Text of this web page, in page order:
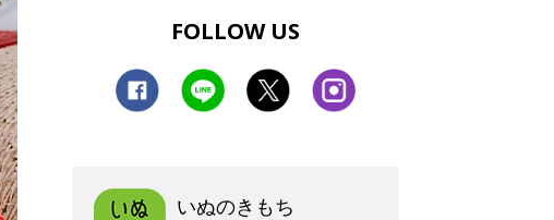
FOLLOW US
いぬのきもち